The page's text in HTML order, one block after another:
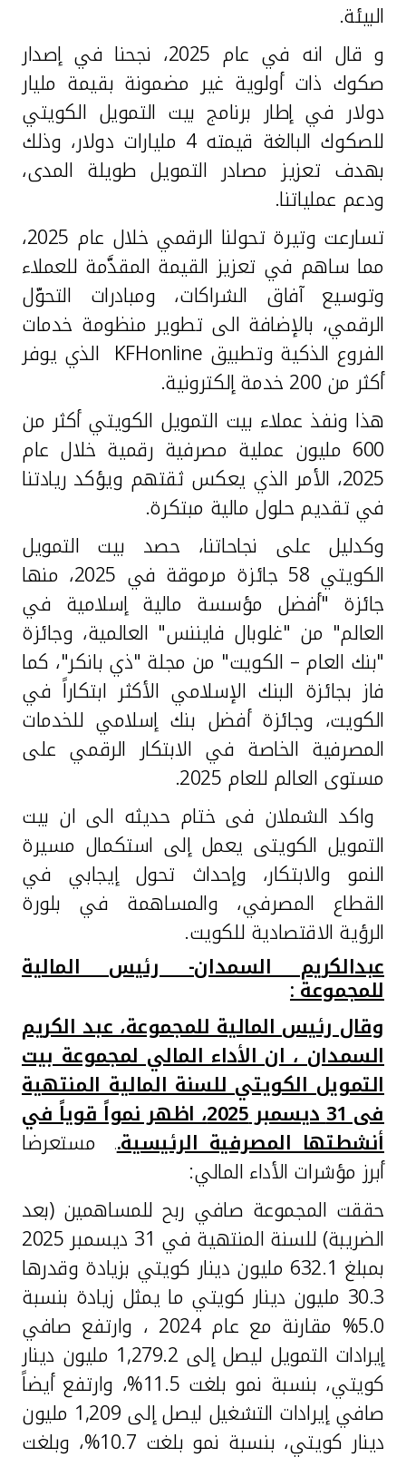
البيئة.
و قال انه في عام 2025، نجحنا في إصدار
صكوك ذات أولوية غير مضمونة بقيمة مليار
دولار في إطار برنامج بيت التمويل الكويتي
للصكوك البالغة قيمته 4 مليارات دولار، وذلك
بهدف تعزيز مصادر التمويل طويلة المدى،
ودعم عملياتنا.
تسارعت وتيرة تحولنا الرقمي خلال عام 2025،
مما ساهم في تعزيز القيمة المقدَّمة للعملاء
وتوسيع آفاق الشراكات، ومبادرات التحوّل
الرقمي، بالإضافة الى تطوير منظومة خدمات
الفروع الذكية وتطبيق KFHonline الذي يوفر
أكثر من 200 خدمة إلكترونية.
هذا ونفذ عملاء بيت التمويل الكويتي أكثر من
600 مليون عملية مصرفية رقمية خلال عام
2025، الأمر الذي يعكس ثقتهم ويؤكد ريادتنا
في تقديم حلول مالية مبتكرة.
وكدليل على نجاحاتنا، حصد بيت التمويل
الكويتي 58 جائزة مرموقة في 2025، منها
جائزة "أفضل مؤسسة مالية إسلامية في
العالم" من "غلوبال فايننس" العالمية، وجائزة
"بنك العام – الكويت" من مجلة "ذي بانكر"، كما
فاز بجائزة البنك الإسلامي الأكثر ابتكاراً في
الكويت، وجائزة أفضل بنك إسلامي للخدمات
المصرفية الخاصة في الابتكار الرقمي على
مستوى العالم للعام 2025.
واكد الشملان فى ختام حديثه الى ان بيت
التمويل الكويتى يعمل إلى استكمال مسيرة
النمو والابتكار، وإحداث تحول إيجابي في
القطاع المصرفي، والمساهمة في بلورة
الرؤية الاقتصادية للكويت.
عبدالكريم السمدان- رئيس المالية
للمجموعة :
وقال رئيس المالية للمجموعة، عبد الكريم
السمدان ، ان الأداء المالي لمجموعة بيت
التمويل الكويتي للسنة المالية المنتهية
فى 31 ديسمبر 2025، اظهر نمواً قوياً في
أنشطتها المصرفية الرئيسية.. مستعرضا
أبرز مؤشرات الأداء المالي:
حققت المجموعة صافي ربح للمساهمين (بعد
الضريبة) للسنة المنتهية في 31 ديسمبر 2025
بمبلغ 632.1 مليون دينار كويتي بزيادة وقدرها
30.3 مليون دينار كويتي ما يمثل زيادة بنسبة
5.0% مقارنة مع عام 2024 ، وارتفع صافي
إيرادات التمويل ليصل إلى 1,279.2 مليون دينار
كويتي، بنسبة نمو بلغت 11.5%، وارتفع أيضاً
صافي إيرادات التشغيل ليصل إلى 1,209 مليون
دينار كويتي، بنسبة نمو بلغت 10.7%، وبلغت